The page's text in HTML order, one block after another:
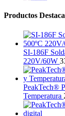
Productos
SI-186F
220V/60W
PeakTech®
Temperatura